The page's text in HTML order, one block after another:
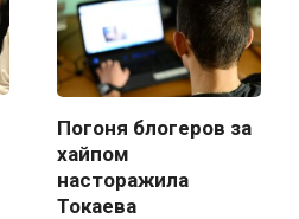
Погоня блогеров за
хайпом
насторажила
Токаева